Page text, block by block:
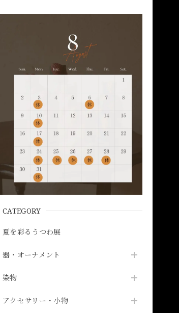
CATEGORY
夏を彩るうつわ展
器・オーナメント
染物
アクセサリー・小物